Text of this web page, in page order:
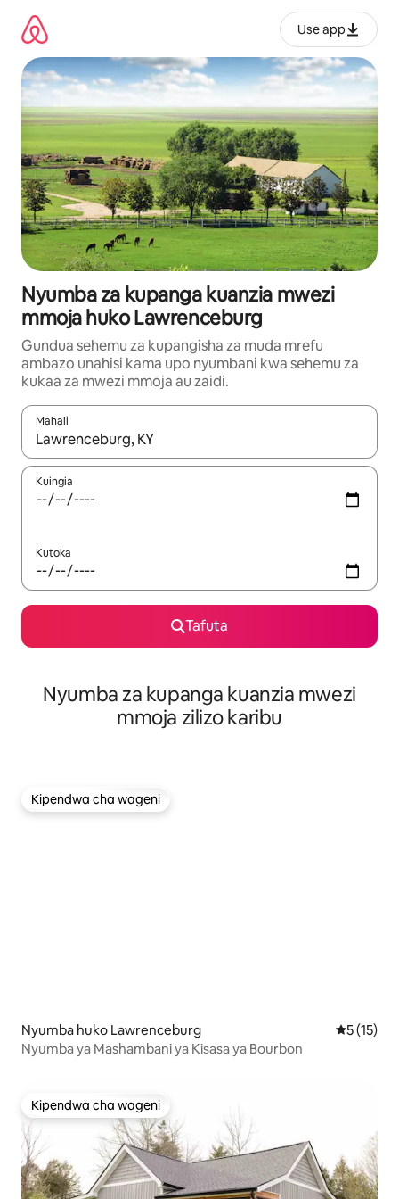
kwenda
kwenye
maudhui
Use app
Nyumba za kupanga kuanzia mwezi
mmoja huko Lawrenceburg
Gundua sehemu za kupangisha za muda mrefu
ambazo unahisi kama upo nyumbani kwa sehemu za
kukaa za mwezi mmoja au zaidi.
Mahali
Wakati matokeo yanapatikana, vinjari kwa kutumia vitufe vya
Kuingia
Kutoka
Tafuta
Nyumba za kupanga kuanzia mwezi
mmoja zilizo karibu
Kipendwa cha wageni
Kipendwa cha wageni
Nyumba huko Lawrenceburg Ukadiriaji
5 (15)
Nyumba ya Mashambani ya Kisasa ya Bourbon
Kipendwa cha wageni
Kipendwa cha wageni